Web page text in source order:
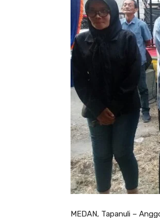
MEDAN, Tapanuli –